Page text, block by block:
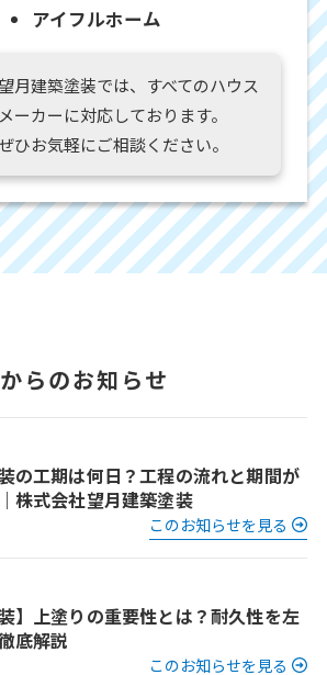
アイフルホーム
月建築塗装では、すべてのハウス
メーカーに対応しております。
ひお気軽にご相談ください。
らのお知らせ
の工期は何日？工程の流れと期間が
株式会社望月建築塗装
このお知らせを見る
】上塗りの重要性とは？耐久性を左
底解説
このお知らせを見る